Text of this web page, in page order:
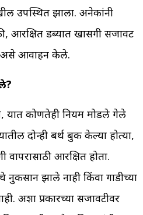
उपस्थित झाला. अनेकांनी
आरक्षित डब्यात खासगी सजावट
असे आवाहन केले.
यात कोणतेही नियम मोडले गेले
दोन्ही बर्थ बुक केल्या होत्या,
आरक्षित होता.
नुकसान झाले नाही किंवा गाडीच्या
अशा प्रकारच्या सजावटीवर